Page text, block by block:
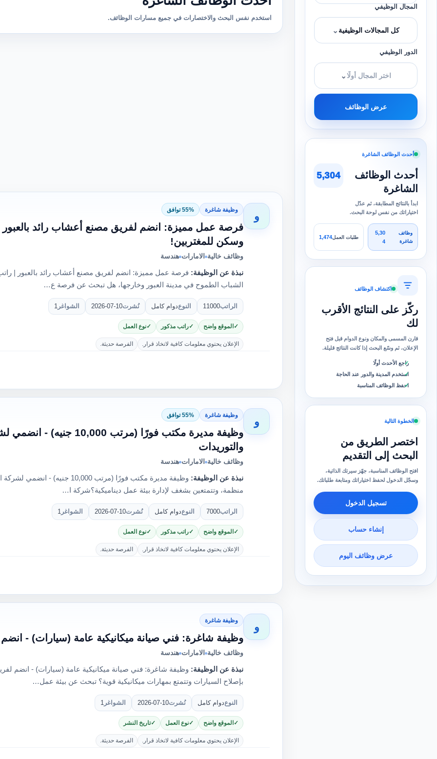
المجال الوظيفي
كل المجالات الوظيفية ⌄
الدور الوظيفي
اختر المجال أولًا⌄
عرض الوظائف
أحدث الوظائف الشاغرة
أحدث الوظائف
الشاغرة
ابدأ بالنتائج المطابقة، ثم عدّل
اختياراتك من نفس لوحة البحث.
5,304
وظائف
شاغرة
5,30
4
طلبات العمل1,474
اكتشاف الوظائف
ركّز على النتائج الأقرب
لك
قارن المسمى والمكان ونوع الدوام قبل فتح
الإعلان، ثم وسّع البحث إذا كانت النتائج قليلة.
راجع الأحدث أولًا
استخدم المدينة والدور عند الحاجة
احفظ الوظائف المناسبة
الخطوة التالية
اختصر الطريق من
البحث إلى التقديم
افتح الوظائف المناسبة، جهّز سيرتك الذاتية،
وسجّل الدخول لحفظ اختياراتك ومتابعة طلباتك.
تسجيل الدخول
إنشاء حساب
عرض وظائف اليوم
استخدم نفس البحث والاختصارات في جميع مسارات الوظائف.
و
وظيفة شاغرة 55% توافق
وسكن للمغتربين!
وظائف خالية الامارات هندسة
نبذة عن الوظيفة:
الشباب الطموح في مدينة العبور وخارجها، هل تبحث عن فرصة ع…
الراتب11000 النوعدوام كامل نُشرت2026-07-10 الشواغر 1
الموقع واضح راتب مذكور نوع العمل
الإعلان يحتوي معلومات كافية لاتخاذ قرار. الفرصة حديثة.
و
وظيفة شاغرة 55% توافق
وظيفة مديرة مكتب فورًا (مرتب
والتوريدات
وظائف خالية الامارات هندسة
نبذة عن الوظيفة:
وظيفة مديرة مكتب فورًا (مرتب
منظمة، وتتمتعين بشغف لإدارة بيئة عمل ديناميكية؟شركة ا…
الراتب7000 النوعدوام كامل نُشرت2026-07-10 الشواغر 1
الموقع واضح راتب مذكور نوع العمل
الإعلان يحتوي معلومات كافية لاتخاذ قرار. الفرصة حديثة.
و
وظيفة شاغرة
وظيفة شاغرة: فني صيانة ميكانيكية عامة (سيارات) -
وظائف خالية الامارات هندسة
نبذة عن الوظيفة: وظيفة شاغرة: فني صيانة ميكانيكية عامة (سيارات) - انضم
بإصلاح السيارات وتتمتع بمهارات ميكانيكية قوية؟ تبحث عن بيئة عمل…
النوعدوام كامل نُشرت2026-07-10 الشواغر 1
الموقع واضح نوع العمل تاريخ النشر
الإعلان يحتوي معلومات كافية لاتخاذ قرار. الفرصة حديثة.